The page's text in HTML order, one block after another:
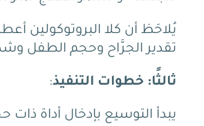
يُلاحَظ أن كلا البروتوكولين
تقدير الجرَّاح وحجم الطفل
ثالثًا: خطوات التنفيذ:
يبدأ التوسيع بإدخال أداة